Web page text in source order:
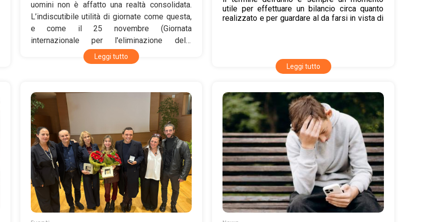
uomini non è affatto una realtà consolidata.
L’indiscutibile utilità di giornate come questa,
e come il 25 novembre (Giornata
internazionale per l'eliminazione della
violenza contro le donne), è infatti il riflesso di
un’immaturità culturale ancora dilagante in
solitamente per società avanzata.
Tecnologicamente? Economicamente? Questo
certamente, sì. Ma proprio da qui nasce un
equivoco. Giacché ciò non implica affatto
equità sociale, civiltà. Basti pensare, oggi, nel
2026, ai divari economici, al differenziale tra
Nord e Sud del mondo che vede appena il 2%
della popolazione detenere quasi il 50% della
ricchezza globale, e poi a quelli sociali e
politici, che alimentano fenomeni migratori
devastanti per chi è costretto ad abbandonare
Leggi tutto
utile per effettuare un bilancio circa quanto
realizzato e per guardare al da farsi in vista di
la funzione di garantire pari opportunità e
benessere che esercita la sua azione nei
seguito e in sintesi le attività che abbiamo
svolto in questo intenso 2025, diverse delle
quali, come i corsi di formazione, sono
sempre a vostra disposizione ovvero
reperibili su GesFor-Cnr:
ideazione eorganizzazione di
4 grandi eventi
nazionali presso la sede
centrale del CNR (“Art for
breaking glass”, “Obiettivo
benessere 2025”, “Rabbia
Social-e”, “Adolescenti nell’era
della rivoluzione comunicativa”);
Leggi tutto